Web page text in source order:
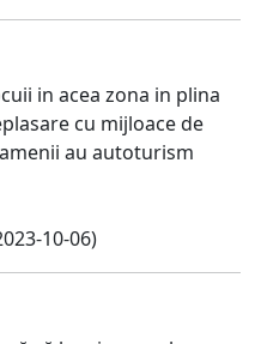
in acea zona in plina
cu mijloace de
au autoturism
10-06)